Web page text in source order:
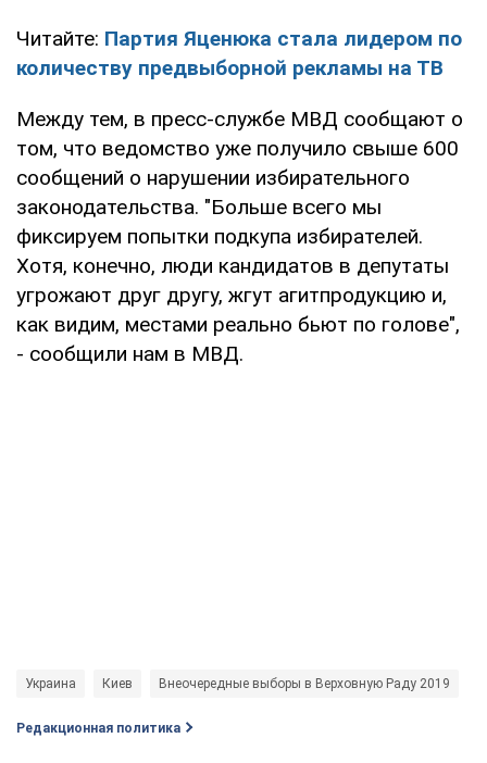
Читайте: Партия Яценюка стала лидером по
количеству предвыборной рекламы на ТВ
Между тем, в пресс-службе МВД сообщают о
том, что ведомство уже получило свыше 600
сообщений о нарушении избирательного
законодательства. "Больше всего мы
фиксируем попытки подкупа избирателей.
Хотя, конечно, люди кандидатов в депутаты
угрожают друг другу, жгут агитпродукцию и,
как видим, местами реально бьют по голове",
- сообщили нам в МВД.
Украина Киев Внеочередные выборы в Верховную Раду 2019
Редакционная политика